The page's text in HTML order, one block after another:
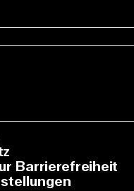
Barrierefreiheit